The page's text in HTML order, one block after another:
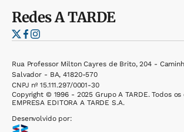
RedesA TARDE
Rua Professor Milton Cayres de Brito, 204 -
Salvador - BA, 41820-570
CNPJ nº 15.111.297/0001-30
Copyright © 1996 - 2025 Grupo A TARDE. Todos
EMPRESA EDITORA A TARDE S.A.
Desenvolvido por: